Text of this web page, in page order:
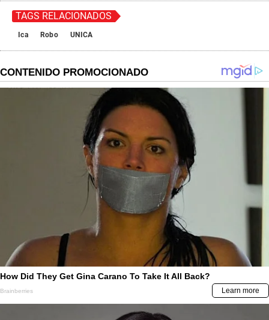
TAGS RELACIONADOS
Ica Robo UNICA